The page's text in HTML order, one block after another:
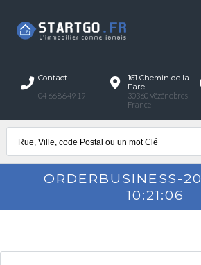
Contact
04 66 86 49 19
161 Chemin de la
Fare
30360 Vézénobres -
France
ORDERBUSINESS-
10:21:06